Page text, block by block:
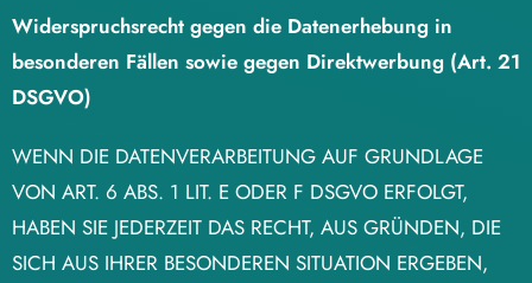
Widerspruchsrecht gegen die Datenerhebung in
besonderen Fällen sowie gegen Direktwerbung (Art. 21
DSGVO)
WENN DIE DATENVERARBEITUNG AUF GRUNDLAGE
VON ART. 6 ABS. 1 LIT. E ODER F DSGVO ERFOLGT,
HABEN SIE JEDERZEIT DAS RECHT, AUS GRÜNDEN, DIE
SICH AUS IHRER BESONDEREN SITUATION ERGEBEN,